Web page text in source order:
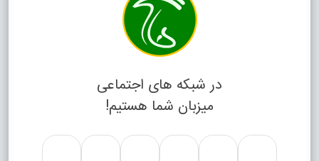
در شبکه های اجتماعی
میزبان شما هستیم!